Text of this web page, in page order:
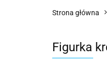
Strona główna
Figurka